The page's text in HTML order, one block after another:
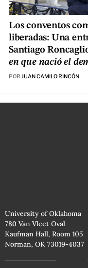
Los conventos
liberadas: Una
Santiago
en que nació el
POR JUAN CAMILO RINCÓN
University of Oklahoma
780 Van Vleet Oval
Kaufman Hall, Room 105
Norman, OK 73019-4037